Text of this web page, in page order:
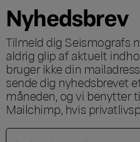
Nyhedsbrev
Tilmeld dig Seismografs
aldrig glip af aktuelt
bruger ikke din
sende dig nyhedsbrevet
måneden, og vi benytter
Mailchimp, hvis